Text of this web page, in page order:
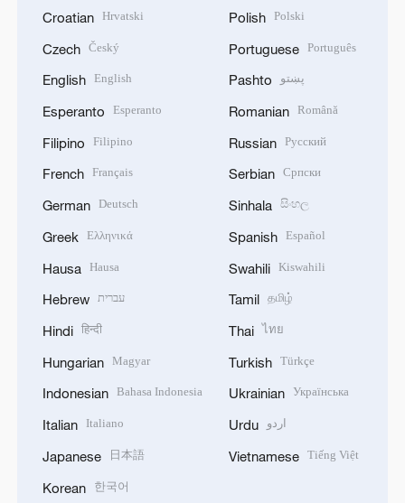
Croatian Hrvatski
Czech Český
English English
Esperanto Esperanto
Filipino Filipino
French Français
German Deutsch
Greek Ελληνικά
Hausa Hausa
Hebrew עברית
Hindi हिन्दी
Hungarian Magyar
Indonesian Bahasa Indonesia
Italian Italiano
Japanese 日本語
Korean 한국어
Polish Polski
Portuguese Português
Pashto پښتو
Romanian Română
Russian Русский
Serbian Српски
Sinhala සිංහල
Spanish Español
Swahili Kiswahili
Tamil தமிழ்
Thai ไทย
Turkish Türkçe
Ukrainian Українська
Urdu اردو
Vietnamese Tiếng Việt